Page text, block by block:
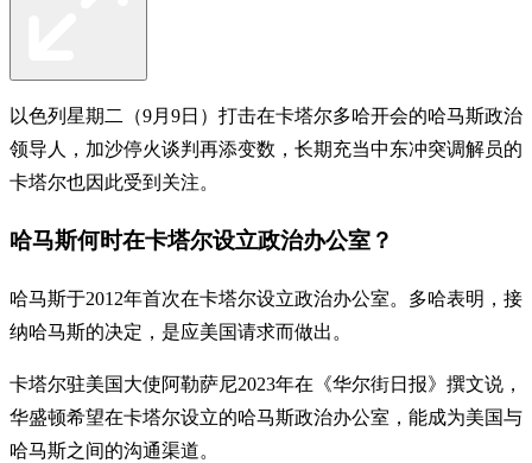
以色列星期二（9月9日）打击在卡塔尔多哈开会的哈马斯政治
领导人，加沙停火谈判再添变数，长期充当中东冲突调解员的
卡塔尔也因此受到关注。
哈马斯何时在卡塔尔设立政治办公室？
哈马斯于2012年首次在卡塔尔设立政治办公室。多哈表明，接
纳哈马斯的决定，是应美国请求而做出。
卡塔尔驻美国大使阿勒萨尼2023年在《华尔街日报》撰文说，
华盛顿希望在卡塔尔设立的哈马斯政治办公室，能成为美国与
哈马斯之间的沟通渠道。